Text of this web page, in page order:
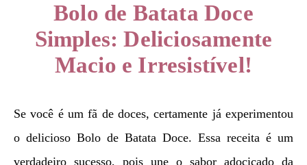
Bolo de Batata Doce
Simples: Deliciosamente
Macio e Irresistível!
Se você é um fã de doces, certamente já experimentou
o delicioso Bolo de Batata Doce. Essa receita é um
verdadeiro sucesso, pois une o sabor adocicado da